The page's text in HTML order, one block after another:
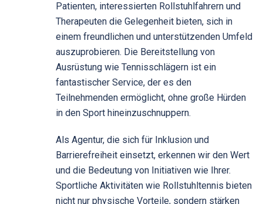
Patienten, interessierten Rollstuhlfahrern und
Therapeuten die Gelegenheit bieten, sich in
einem freundlichen und unterstützenden Umfeld
auszuprobieren. Die Bereitstellung von
Ausrüstung wie Tennisschlägern ist ein
fantastischer Service, der es den
Teilnehmenden ermöglicht, ohne große Hürden
in den Sport hineinzuschnuppern.
Als Agentur, die sich für Inklusion und
Barrierefreiheit einsetzt, erkennen wir den Wert
und die Bedeutung von Initiativen wie Ihrer.
Sportliche Aktivitäten wie Rollstuhltennis bieten
nicht nur physische Vorteile, sondern stärken